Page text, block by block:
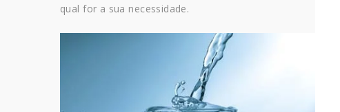
qual for a sua necessidade.